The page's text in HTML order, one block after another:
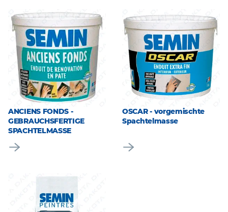
ANCIENS FONDS -
GEBRAUCHSFERTIGE
SPACHTELMASSE
OSCAR - vorgemischte
Spachtelmasse